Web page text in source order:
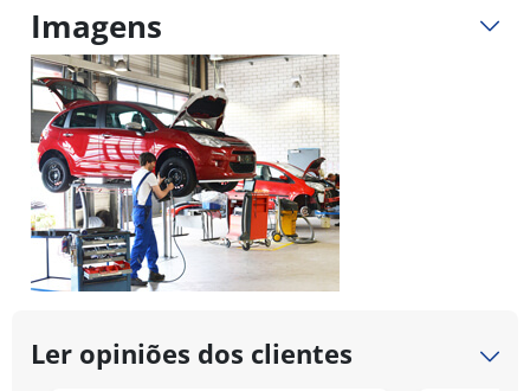
Imagens
Ler opiniões dos clientes